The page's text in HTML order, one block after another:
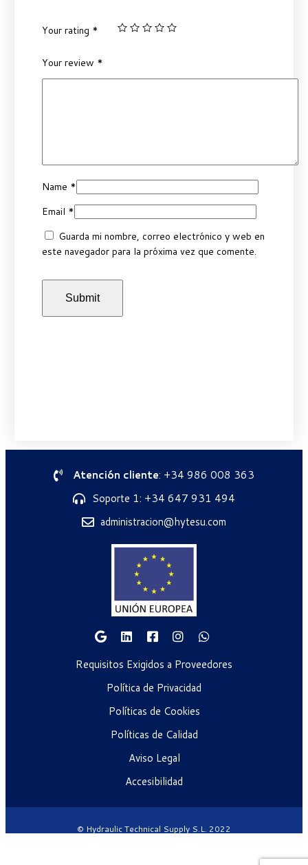
Your rating *
Your review *
Name *
Email *
Guarda mi nombre, correo electrónico y web en
este navegador para la próxima vez que comente.
Atención cliente: +34 986 008 363
Soporte 1: +34 647 931 494
administracion@hytesu.com
Requisitos Exigidos a Proveedores
Política de Privacidad
Políticas de Cookies
Políticas de Calidad
Aviso Legal
Accesibilidad
© Hydraulic Technical Supply S.L. 2022